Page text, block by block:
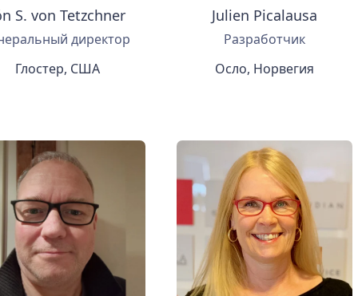
S. von Tetzchner
директор
Глостер, США
Julien Picalausa
Разработчик
Осло, Норвегия